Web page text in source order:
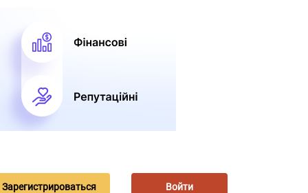
Зарегистрироваться Войти